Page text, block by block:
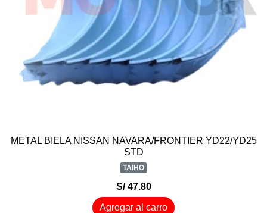
METAL BIELA NISSAN NAVARA/FRONTIER YD22/YD25
STD
TAIHO
S/ 47.80
Agregar al carro